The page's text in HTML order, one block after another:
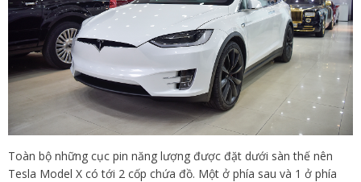
Toàn bộ những cục pin năng lượng được đặt dưới sàn thế nên
Tesla Model X có tới 2 cốp chứa đồ. Một ở phía sau và 1 ở phía